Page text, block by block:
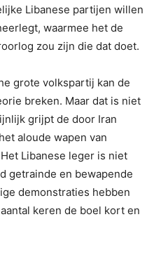
Libanese partijen willen
waarmee het de
zou zijn die dat doet.
grote volkspartij kan de
breken. Maar dat is niet
grijpt de door Iran
aloude wapen van
Libanese leger is niet
getrainde en bewapende
demonstraties hebben
keren de boel kort en